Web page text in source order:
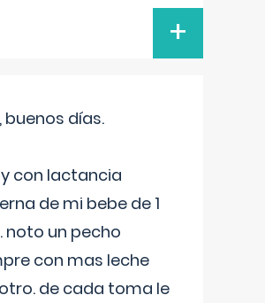
+
buenos días.
con lactancia
de mi bebe de 1
noto un pecho
con mas leche
de cada toma le